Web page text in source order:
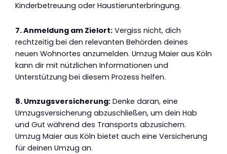
Kinderbetreuung oder Haustierunterbringung.
7. Anmeldung am Zielort: Vergiss nicht, dich
rechtzeitig bei den relevanten Behörden deines
neuen Wohnortes anzumelden. Umzug Maier aus Köln
kann dir mit nützlichen Informationen und
Unterstützung bei diesem Prozess helfen.
8. Umzugsversicherung: Denke daran, eine
Umzugsversicherung abzuschließen, um dein Hab
und Gut während des Transports abzusichern.
Umzug Maier aus Köln bietet auch eine Versicherung
für deinen Umzug an.